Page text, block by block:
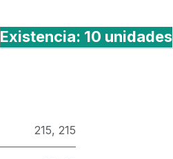
Existencia: 10 unidades
215, 215